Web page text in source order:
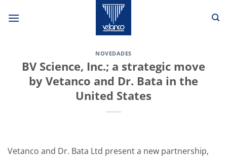
NOVEDADES
BV Science, Inc.; a strategic move
by Vetanco and Dr. Bata in the
United States
Vetanco and Dr. Bata Ltd present a new partnership,